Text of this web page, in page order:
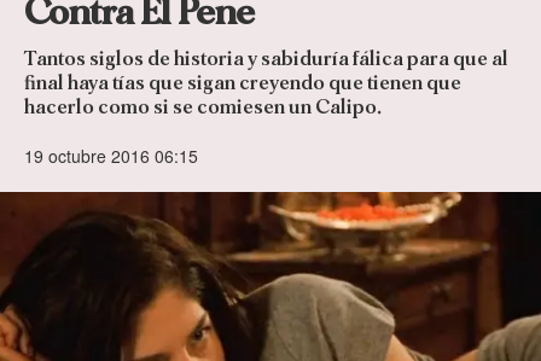
Contra El Pene
Tantos siglos de historia y sabiduría fálica para que al
final haya tías que sigan creyendo que tienen que
hacerlo como si se comiesen un Calipo.
19 octubre 2016 06:15